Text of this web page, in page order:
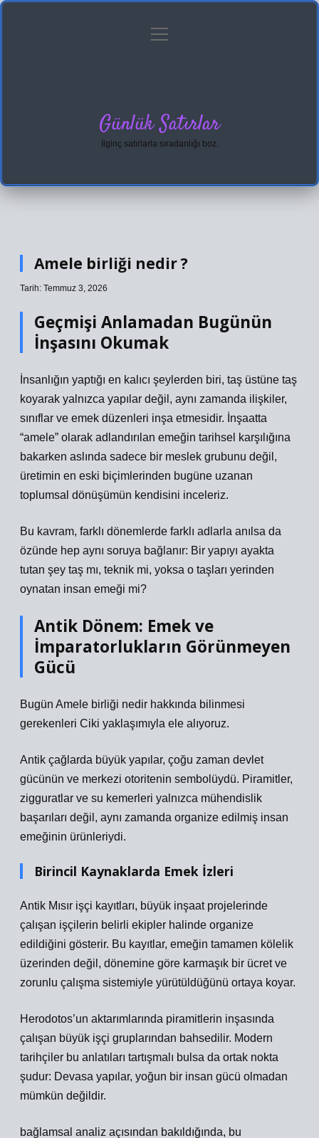
Gizlilik Politikası
menüyü
Günlük Satırlar
İlginç satırlarla sıradanlığı boz.
Amele birliği nedir ?
Tarih: Temmuz 3, 2026
Geçmişi Anlamadan Bugünün
İnşasını Okumak
İnsanlığın yaptığı en kalıcı şeylerden biri, taş üstüne taş
koyarak yalnızca yapılar değil, aynı zamanda ilişkiler,
sınıflar ve emek düzenleri inşa etmesidir. İnşaatta
“amele” olarak adlandırılan emeğin tarihsel karşılığına
bakarken aslında sadece bir meslek grubunu değil,
üretimin en eski biçimlerinden bugüne uzanan
toplumsal dönüşümün kendisini inceleriz.
Bu kavram, farklı dönemlerde farklı adlarla anılsa da
özünde hep aynı soruya bağlanır: Bir yapıyı ayakta
tutan şey taş mı, teknik mi, yoksa o taşları yerinden
oynatan insan emeği mi?
Antik Dönem: Emek ve
İmparatorlukların Görünmeyen
Gücü
Bugün Amele birliği nedir hakkında bilinmesi
gerekenleri Ciki yaklaşımıyla ele alıyoruz.
Antik çağlarda büyük yapılar, çoğu zaman devlet
gücünün ve merkezi otoritenin sembolüydü. Piramitler,
zigguratlar ve su kemerleri yalnızca mühendislik
başarıları değil, aynı zamanda organize edilmiş insan
emeğinin ürünleriydi.
Birincil Kaynaklarda Emek İzleri
Antik Mısır işçi kayıtları, büyük inşaat projelerinde
çalışan işçilerin belirli ekipler halinde organize
edildiğini gösterir. Bu kayıtlar, emeğin tamamen kölelik
üzerinden değil, dönemine göre karmaşık bir ücret ve
zorunlu çalışma sistemiyle yürütüldüğünü ortaya koyar.
Herodotos’un aktarımlarında piramitlerin inşasında
çalışan büyük işçi gruplarından bahsedilir. Modern
tarihçiler bu anlatıları tartışmalı bulsa da ortak nokta
şudur: Devasa yapılar, yoğun bir insan gücü olmadan
mümkün değildir.
bağlamsal analiz açısından bakıldığında, bu